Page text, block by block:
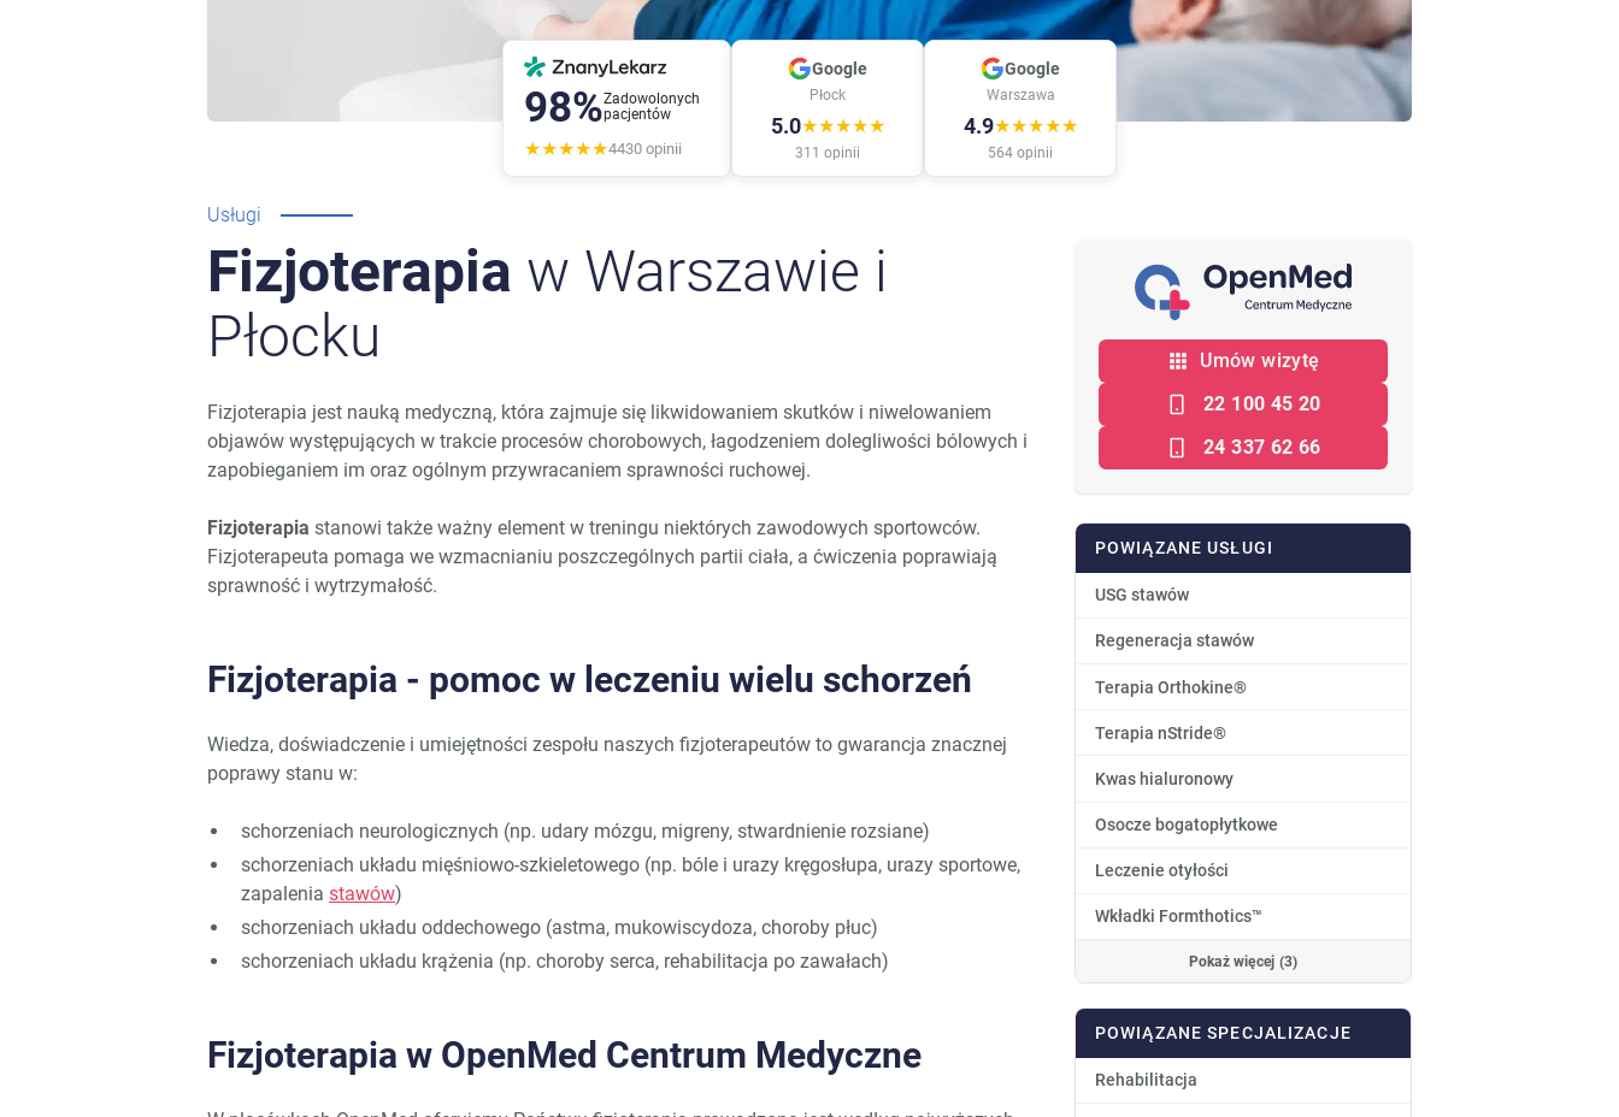
98%Zadowolonych
pacjentów
★★★★★4430 opinii
Google
Płock
5.0★★★★★
311 opinii
Google
Warszawa
4.9★★★★★
564 opinii
Usługi
Fizjoterapia w Warszawie i
Płocku
Fizjoterapia jest nauką medyczną, która zajmuje się likwidowaniem skutków i niwelowaniem
objawów występujących w trakcie procesów chorobowych, łagodzeniem dolegliwości bólowych i
zapobieganiem im oraz ogólnym przywracaniem sprawności ruchowej.
Fizjoterapia stanowi także ważny element w treningu niektórych zawodowych sportowców.
Fizjoterapeuta pomaga we wzmacnianiu poszczególnych partii ciała, a ćwiczenia poprawiają
sprawność i wytrzymałość.
Fizjoterapia - pomoc w leczeniu wielu schorzeń
Wiedza, doświadczenie i umiejętności zespołu naszych fizjoterapeutów to gwarancja znacznej
poprawy stanu w:
schorzeniach neurologicznych (np. udary mózgu, migreny, stwardnienie rozsiane)
schorzeniach układu mięśniowo-szkieletowego (np. bóle i urazy kręgosłupa, urazy sportowe,
zapalenia stawów)
schorzeniach układu oddechowego (astma, mukowiscydoza, choroby płuc)
schorzeniach układu krążenia (np. choroby serca, rehabilitacja po zawałach)
Fizjoterapia w OpenMed Centrum Medyczne
Umów wizytę
22 100 45 20
24 337 62 66
POWIĄZANE USŁUGI
USG stawów
Regeneracja stawów
Terapia Orthokine®
Terapia nStride®
Kwas hialuronowy
Osocze bogatopłytkowe
Leczenie otyłości
Wkładki Formthotics™
Pokaż więcej (3)
POWIĄZANE SPECJALIZACJE
Rehabilitacja